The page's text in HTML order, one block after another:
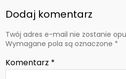
Dodaj komentarz
Twój adres e-mail nie zostanie
Wymagane pola są oznaczone *
Komentarz *